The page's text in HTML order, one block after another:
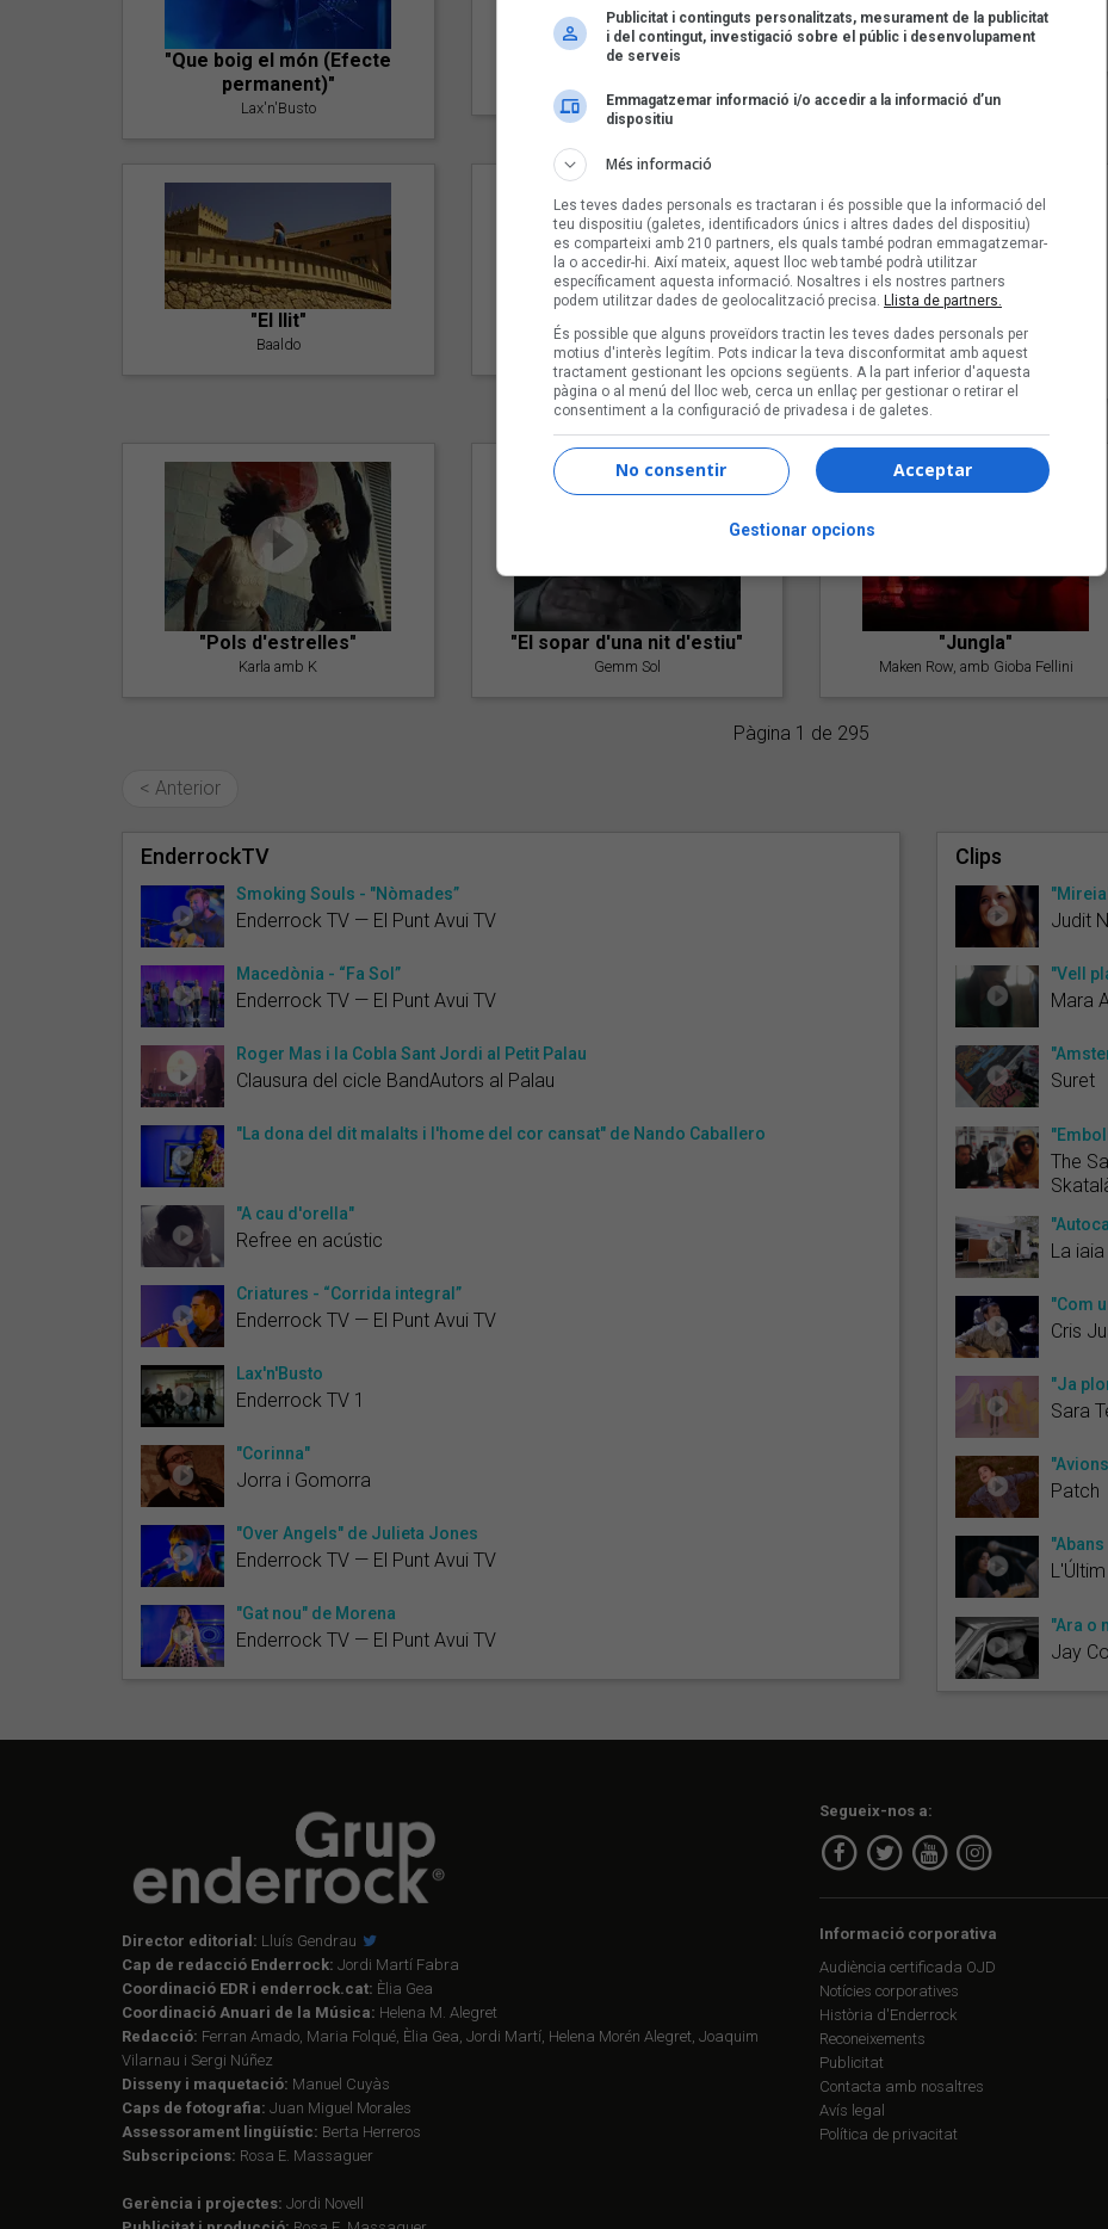
"Que boig el món (Efecte
permanent)"
Lax'n'Busto
"Amb tu"
"Postlude To A Kiss"
Goran Levi
"El llit"
Baaldo
"Lo bueno y lo malo"
Carmen y María
Pep Álvarez amb Joan Muntaner
(Xanguito)
"Pols d'estrelles"
Karla amb K
"El sopar d'una nit d'estiu"
Gemm Sol
"Jungla"
Maken Row, amb Gioba Fellini
Pàgina 1 de 295
< Anterior
EnderrockTV
Smoking Souls - "Nòmades”
Enderrock TV — El Punt Avui TV
Macedònia - “Fa Sol”
Enderrock TV — El Punt Avui TV
Roger Mas i la Cobla Sant Jordi al Petit Palau
Clausura del cicle BandAutors al Palau
"La dona del dit malalts i l'home del cor cansat" de Nando Caballero
"A cau d'orella"
Refree en acústic
Criatures - “Corrida integral”
Enderrock TV — El Punt Avui TV
Lax'n'Busto
Enderrock TV 1
"Corinna"
Jorra i Gomorra
"Over Angels" de Julieta Jones
Enderrock TV — El Punt Avui TV
"Gat nou" de Morena
Enderrock TV — El Punt Avui TV
Clips
Judit
"Vell
Mara
Suret
The
La iaia
"Com
Cris
"Ja
Sara
Patch
"Ara o
Jay
Director editorial: Lluís Gendrau
Cap de redacció Enderrock: Jordi Martí Fabra
Coordinació EDR i enderrock.cat: Èlia Gea
Coordinació Anuari de la Música: Helena M. Alegret
Redacció: Ferran Amado, Maria Folqué, Èlia Gea, Jordi Martí, Helena Morén Alegret, Joaquim
Vilarnau i Sergi Núñez
Disseny i maquetació: Manuel Cuyàs
Caps de fotografia: Juan Miguel Morales
Assessorament lingüístic: Berta Herreros
Subscripcions: Rosa E. Massaguer
Gerència i projectes: Jordi Novell
Segueix-nos a:
Informació corporativa
Audiència certificada OJD
Notícies corporatives
Història d'Enderrock
Reconeixements
Publicitat
Contacta amb nosaltres
Avís legal
Política de privacitat
Publicitat i continguts personalitzats, mesurament de la publicitat
i del contingut, investigació sobre el públic i desenvolupament
de serveis
Emmagatzemar informació i/o accedir a la informació d’un
dispositiu
Més informació
Les teves dades personals es tractaran i és possible que la informació del
teu dispositiu (galetes, identificadors únics i altres dades del dispositiu)
es comparteixi amb 210 partners, els quals també podran emmagatzemar-
la o accedir-hi. Així mateix, aquest lloc web també podrà utilitzar
específicament aquesta informació. Nosaltres i els nostres partners
podem utilitzar dades de geolocalització precisa. Llista de partners.
És possible que alguns proveïdors tractin les teves dades personals per
motius d'interès legítim. Pots indicar la teva disconformitat amb aquest
tractament gestionant les opcions següents. A la part inferior d'aquesta
pàgina o al menú del lloc web, cerca un enllaç per gestionar o retirar el
consentiment a la configuració de privadesa i de galetes.
Acceptar
No consentir
Gestionar opcions